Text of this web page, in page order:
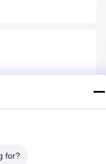
privée
for?